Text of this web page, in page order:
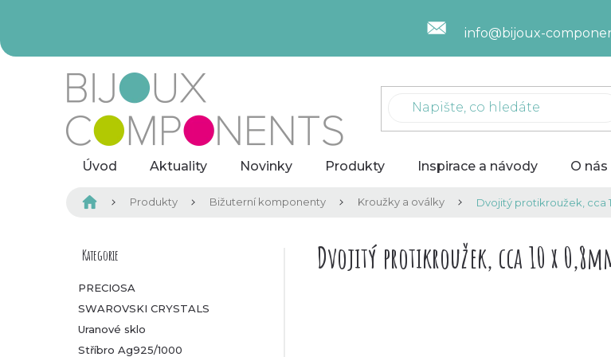
info@bijoux-
Úvod Aktuality Novinky Produkty Inspirace a návody O nás
Domů Produkty Bižuterní komponenty Kroužky a oválky Dvojitý protikroužek, cca
P
o
s
Přeskočit
Kategorie
PRECIOSA
SWAROVSKI CRYSTALS
Uranové sklo
Stříbro Ag925/1000
Dvojitý protikroužek, cca 10 x